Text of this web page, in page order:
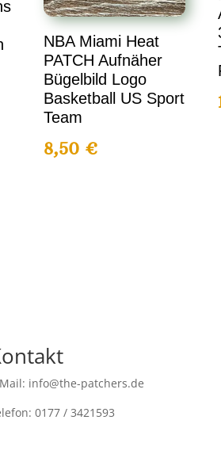
NBA Miami Heat
PATCH Aufnäher
Bügelbild Logo
Basketball US Sport
Team
8,50€
info@the-patchers.de
0177 / 3421593